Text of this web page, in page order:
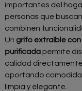
importantes del
personas que
combinen
Un grifo extraíble
purificada permite
calidad
aportando
limpia y elegante.